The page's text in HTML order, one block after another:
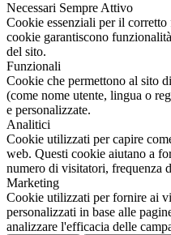
Necessari Sempre Attivo
Cookie essenziali per il
cookie garantiscono
del sito.
Funzionali
Cookie che permettono al sito
(come nome utente, lingua o
e personalizzate.
Analitici
Cookie utilizzati per capire
web. Questi cookie aiutano a
numero di visitatori, frequenza
Marketing
Cookie utilizzati per fornire ai
personalizzati in base alle
analizzare l'efficacia delle